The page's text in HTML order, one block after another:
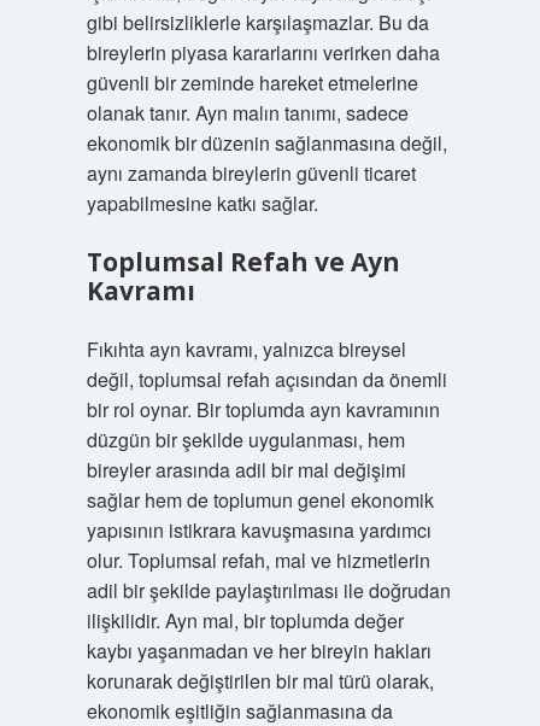
gibi belirsizliklerle karşılaşmazlar. Bu da
bireylerin piyasa kararlarını verirken daha
güvenli bir zeminde hareket etmelerine
olanak tanır. Ayn malın tanımı, sadece
ekonomik bir düzenin sağlanmasına değil,
aynı zamanda bireylerin güvenli ticaret
yapabilmesine katkı sağlar.
Toplumsal Refah ve Ayn
Kavramı
Fıkıhta ayn kavramı, yalnızca bireysel
değil, toplumsal refah açısından da önemli
bir rol oynar. Bir toplumda ayn kavramının
düzgün bir şekilde uygulanması, hem
bireyler arasında adil bir mal değişimi
sağlar hem de toplumun genel ekonomik
yapısının istikrara kavuşmasına yardımcı
olur. Toplumsal refah, mal ve hizmetlerin
adil bir şekilde paylaştırılması ile doğrudan
ilişkilidir. Ayn mal, bir toplumda değer
kaybı yaşanmadan ve her bireyin hakları
korunarak değiştirilen bir mal türü olarak,
ekonomik eşitliğin sağlanmasına da